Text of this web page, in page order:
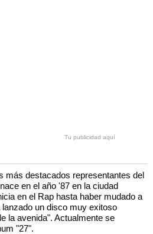
Tu publicidad aquí
más destacados representantes del
en el año '87 en la ciudad
en el Rap hasta haber mudado a
un disco muy exitoso
la avenida". Actualmente se
"27".